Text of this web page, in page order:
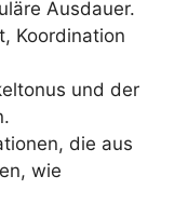
Ausdauer.
Koordination
und der
die aus
wie